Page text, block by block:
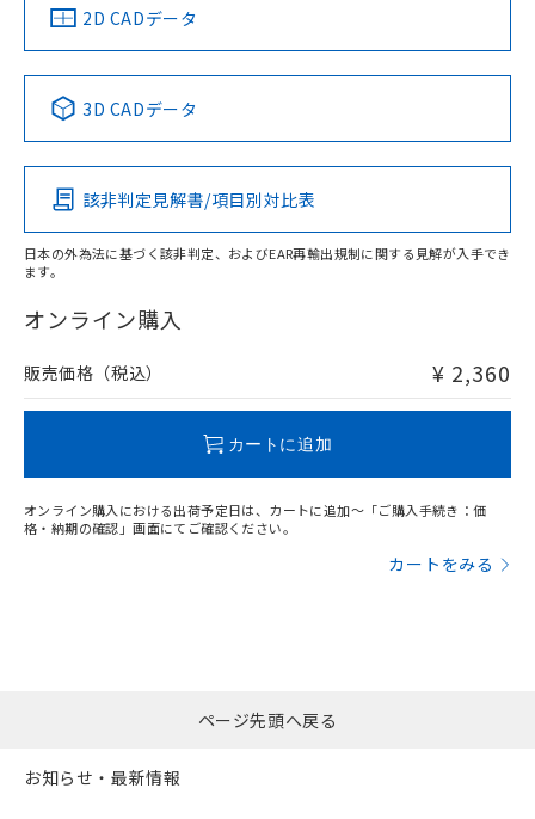
中国 RoHS 注意事項・凡例
Pb Hg Cd Cr(VI)
O
在庫等で未対応品が混在する可能性があります。
問い合わせください。
2D CADデータ
3D CADデータ
該非判定見解書/項目別対比表
日本の外為法に基づく該非判定、およびEAR再輸出規制に関する見解が入手でき
ます。
オンライン購入
販売価格（税込） ¥ 2,360
カートに追加
オンライン購入における出荷予定日は、カートに追加～「ご購入手続き：価
格・納期の確認」画面にてご確認ください。
カートをみる
ページ先頭へ戻る
お知らせ・最新情報